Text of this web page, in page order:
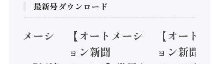
最新号ダウンロード
トメーシ
【オートメーシ
ョン新聞
【オートメ
ョン新聞